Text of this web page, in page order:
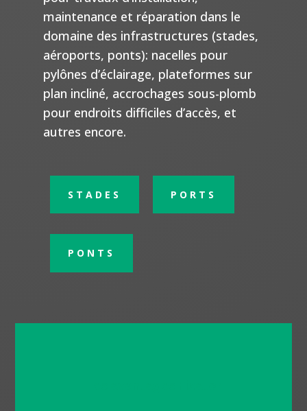
maintenance et réparation dans le
domaine des infrastructures (stades,
aéroports, ponts): nacelles pour
pylônes d’éclairage, plateformes sur
plan incliné, accrochages sous-plomb
pour endroits difficiles d’accès, et
autres encore.
STADES PORTS
PONTS